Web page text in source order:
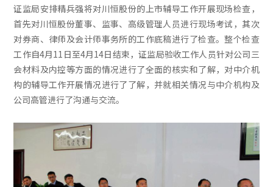
证监局安排精兵强将对川恒股份的上市辅导工作开展现场检查，
首先对川恒股份董事、监事、高级管理人员进行现场考试，其次
对券商、律师及会计师事务所的工作底稿进行了检查。整个检查
工作自4月11日至4月14日结束，证监局验收工作人员针对公司三
会材料及内控等方面的情况进行了全面的核实和了解，对中介机
构的辅导工作开展情况进行了了解，并就相关情况与中介机构及
公司高管进行了沟通与交流。